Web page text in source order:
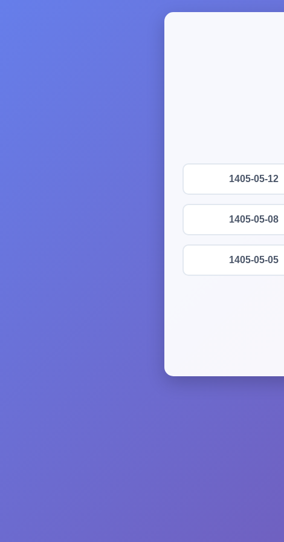
1405-05-12
1405-05-08
1405-05-05